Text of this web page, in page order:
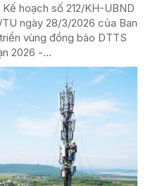
hoạch số 212/KH-UBND
ngày 28/3/2026 của Ban
vùng đồng bào DTTS
2026 -...